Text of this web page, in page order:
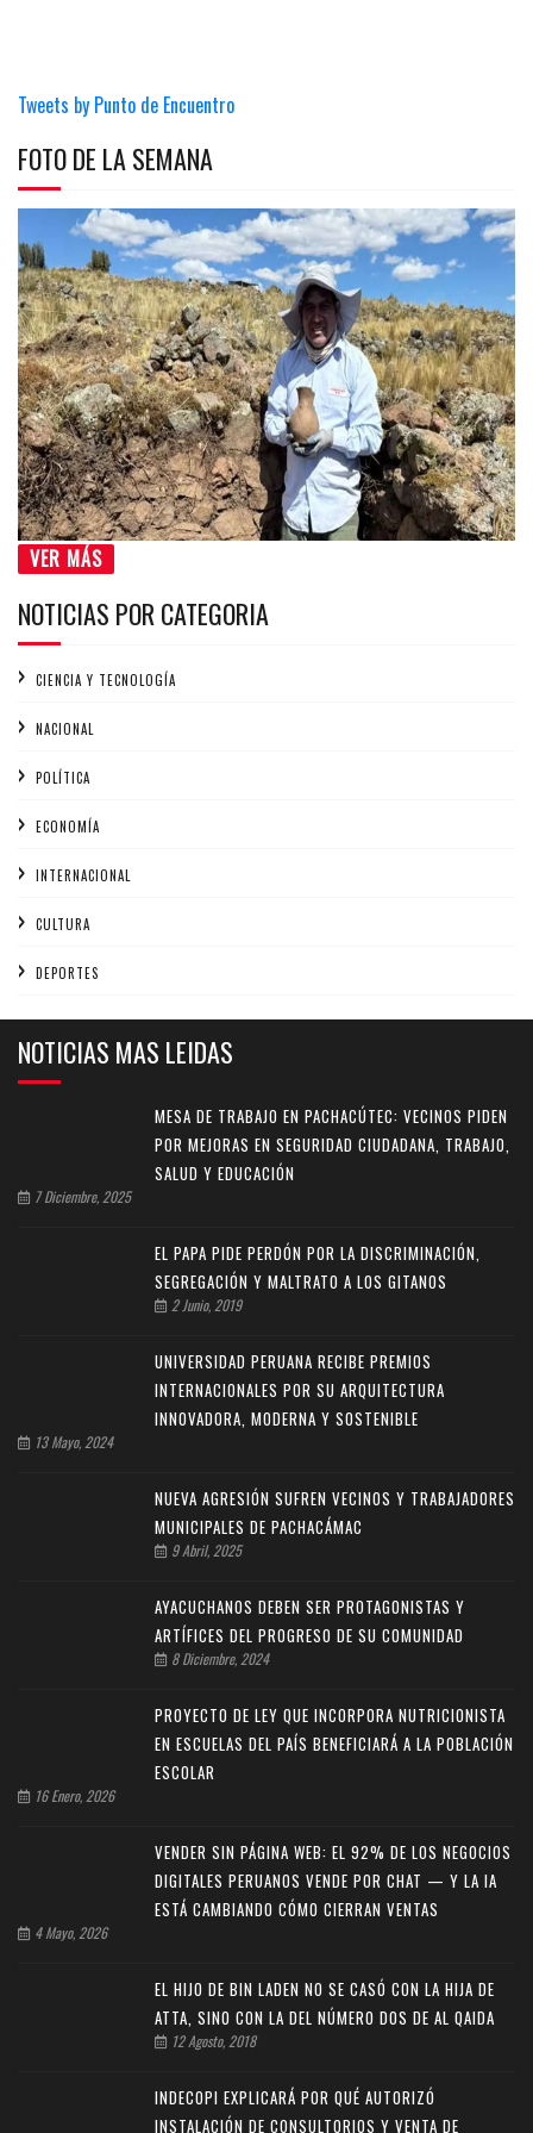
Tweets by Punto de Encuentro
FOTO DE LA SEMANA
VER MÁS
NOTICIAS POR CATEGORIA
CIENCIA Y TECNOLOGÍA
NACIONAL
POLÍTICA
ECONOMÍA
INTERNACIONAL
CULTURA
DEPORTES
NOTICIAS MAS LEIDAS
MESA DE TRABAJO EN PACHACÚTEC: VECINOS PIDEN
POR MEJORAS EN SEGURIDAD CIUDADANA, TRABAJO,
SALUD Y EDUCACIÓN
7 Diciembre, 2025
EL PAPA PIDE PERDÓN POR LA DISCRIMINACIÓN,
SEGREGACIÓN Y MALTRATO A LOS GITANOS
2 Junio, 2019
UNIVERSIDAD PERUANA RECIBE PREMIOS
INTERNACIONALES POR SU ARQUITECTURA
INNOVADORA, MODERNA Y SOSTENIBLE
13 Mayo, 2024
NUEVA AGRESIÓN SUFREN VECINOS Y TRABAJADORES
MUNICIPALES DE PACHACÁMAC
9 Abril, 2025
AYACUCHANOS DEBEN SER PROTAGONISTAS Y
ARTÍFICES DEL PROGRESO DE SU COMUNIDAD
8 Diciembre, 2024
PROYECTO DE LEY QUE INCORPORA NUTRICIONISTA
EN ESCUELAS DEL PAÍS BENEFICIARÁ A LA POBLACIÓN
ESCOLAR
16 Enero, 2026
VENDER SIN PÁGINA WEB: EL 92% DE LOS NEGOCIOS
DIGITALES PERUANOS VENDE POR CHAT — Y LA IA
ESTÁ CAMBIANDO CÓMO CIERRAN VENTAS
4 Mayo, 2026
EL HIJO DE BIN LADEN NO SE CASÓ CON LA HIJA DE
ATTA, SINO CON LA DEL NÚMERO DOS DE AL QAIDA
12 Agosto, 2018
INDECOPI EXPLICARÁ POR QUÉ AUTORIZÓ
INSTALACIÓN DE CONSULTORIOS Y VENTA DE